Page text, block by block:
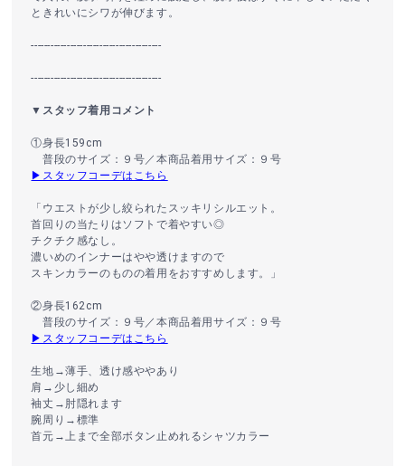
ときれいにシワが伸びます。
----------------------------------------
----------------------------------------
▼スタッフ着用コメント
①身長159cm
普段のサイズ：９号／本商品着用サイズ：９号
▶スタッフコーデはこちら
「ウエストが少し絞られたスッキリシルエット。
首回りの当たりはソフトで着やすい◎
チクチク感なし。
濃いめのインナーはやや透けますので
スキンカラーのものの着用をおすすめします。」
②身長162cm
普段のサイズ：９号／本商品着用サイズ：９号
▶スタッフコーデはこちら
生地→薄手、透け感ややあり
肩→少し細め
袖丈→肘隠れます
腕周り→標準
首元→上まで全部ボタン止めれるシャツカラー